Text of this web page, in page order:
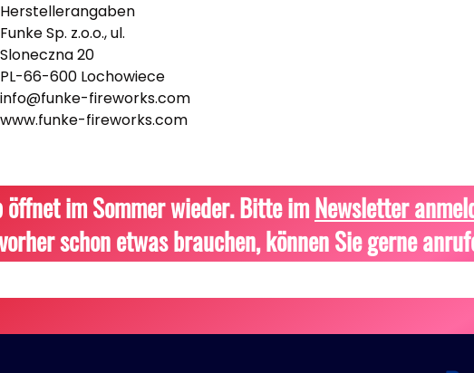
Herstellerangaben
Funke Sp. z.o.o., ul.
Sloneczna 20
PL-66-600 Lochowiece
info@funke-fireworks.com
www.funke-fireworks.com
öffnet im Sommer wieder. Bitte imNewsletter
schon etwas brauchen, können Sie gerne